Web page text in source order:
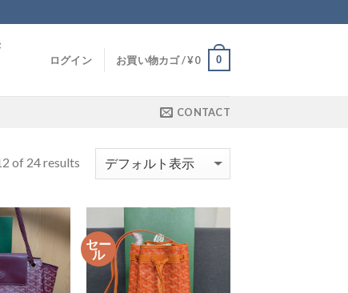
ログイン お買い物カゴ /¥0 0
CONTACT
of 24 results
セー
ル